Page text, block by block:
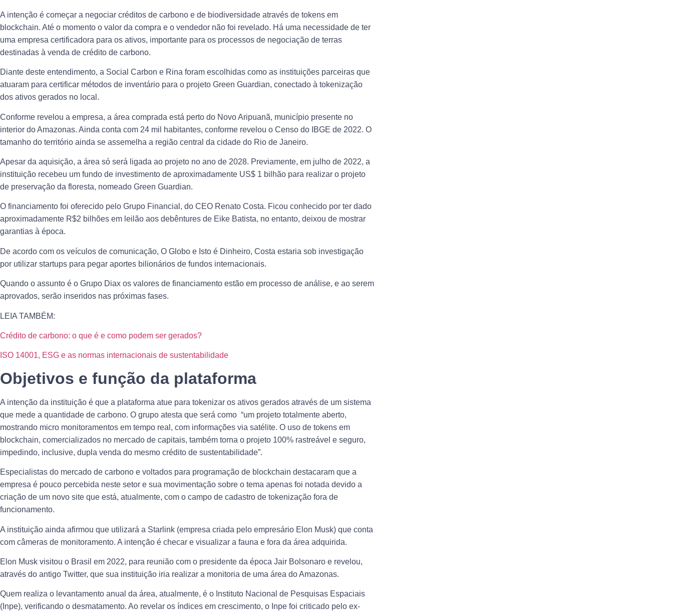
A intenção é começar a negociar créditos de carbono e de biodiversidade através de tokens em
blockchain. Até o momento o valor da compra e o vendedor não foi revelado. Há uma necessidade de ter
uma empresa certificadora para os ativos, importante para os processos de negociação de terras
destinadas à venda de crédito de carbono.
Diante deste entendimento, a Social Carbon e Rina foram escolhidas como as instituições parceiras que
atuaram para certificar métodos de inventário para o projeto Green Guardian, conectado à tokenização
dos ativos gerados no local.
Conforme revelou a empresa, a área comprada está perto do Novo Aripuanã, município presente no
interior do Amazonas. Ainda conta com 24 mil habitantes, conforme revelou o Censo do IBGE de 2022. O
tamanho do território ainda se assemelha a região central da cidade do Rio de Janeiro.
Apesar da aquisição, a área só será ligada ao projeto no ano de 2028. Previamente, em julho de 2022, a
instituição recebeu um fundo de investimento de aproximadamente US$ 1 bilhão para realizar o projeto
de preservação da floresta, nomeado Green Guardian.
O financiamento foi oferecido pelo Grupo Financial, do CEO Renato Costa. Ficou conhecido por ter dado
aproximadamente R$2 bilhões em leilão aos debêntures de Eike Batista, no entanto, deixou de mostrar
garantias à época.
De acordo com os veículos de comunicação, O Globo e Isto é Dinheiro, Costa estaria sob investigação
por utilizar startups para pegar aportes bilionários de fundos internacionais.
Quando o assunto é o Grupo Diax os valores de financiamento estão em processo de análise, e ao serem
aprovados, serão inseridos nas próximas fases.
LEIA TAMBÉM:
Crédito de carbono: o que é e como podem ser gerados?
ISO 14001, ESG e as normas internacionais de sustentabilidade
Objetivos e função da plataforma
A intenção da instituição é que a plataforma atue para tokenizar os ativos gerados através de um sistema
que mede a quantidade de carbono. O grupo atesta que será como “um projeto totalmente aberto,
mostrando micro monitoramentos em tempo real, com informações via satélite. O uso de tokens em
blockchain, comercializados no mercado de capitais, também torna o projeto 100% rastreável e seguro,
impedindo, inclusive, dupla venda do mesmo crédito de sustentabilidade”.
Especialistas do mercado de carbono e voltados para programação de blockchain destacaram que a
empresa é pouco percebida neste setor e sua movimentação sobre o tema apenas foi notada devido a
criação de um novo site que está, atualmente, com o campo de cadastro de tokenização fora de
funcionamento.
A instituição ainda afirmou que utilizará a Starlink (empresa criada pelo empresário Elon Musk) que conta
com câmeras de monitoramento. A intenção é checar e visualizar a fauna e fora da área adquirida.
Elon Musk visitou o Brasil em 2022, para reunião com o presidente da época Jair Bolsonaro e revelou,
através do antigo Twitter, que sua instituição iria realizar a monitoria de uma área do Amazonas.
Quem realiza o levantamento anual da área, atualmente, é o Instituto Nacional de Pesquisas Espaciais
(Inpe), verificando o desmatamento. Ao revelar os índices em crescimento, o Inpe foi criticado pelo ex-